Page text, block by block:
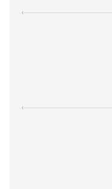
›
›